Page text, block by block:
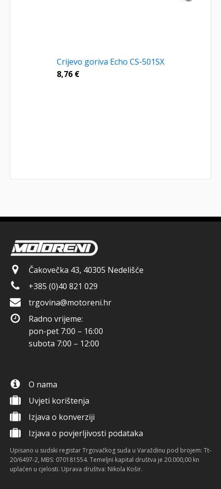
Crijevo goriva Echo CS-501SX
8,76 €
Čakovečka 43, 40305 Nedelišće
+385 (0)40 821 029
trgovina@motoreni.hr
Radno vrijeme:
pon-pet 7:00 – 16:00
subota 7:00 – 12:00
O nama
Uvjeti korištenja
Izjava o konverziji
Izjava o povjerljivosti podataka
Upisano u sudski registar Trgovačkog suda u Varaždinu pod brojem: Tt-
20/6497-2, MBS: 070181554. Temeljni kapital društva je 20.000,00 kn
uplaćen u cjelosti. Uprava društva: Nikola Košir.